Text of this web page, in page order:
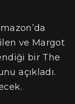
ve Margot
bir The
açıkladı.